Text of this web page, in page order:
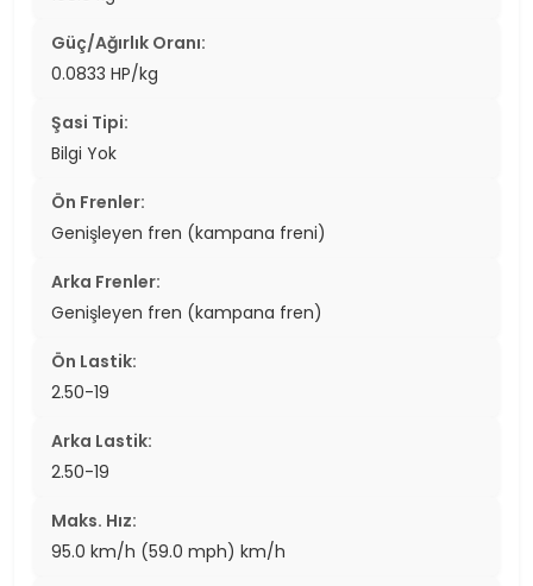
Güç/Ağırlık Oranı:
0.0833 HP/kg
Şasi Tipi:
Bilgi Yok
Ön Frenler:
Genişleyen fren (kampana freni)
Arka Frenler:
Genişleyen fren (kampana fren)
Ön Lastik:
2.50-19
Arka Lastik:
2.50-19
Maks. Hız:
95.0 km/h (59.0 mph) km/h